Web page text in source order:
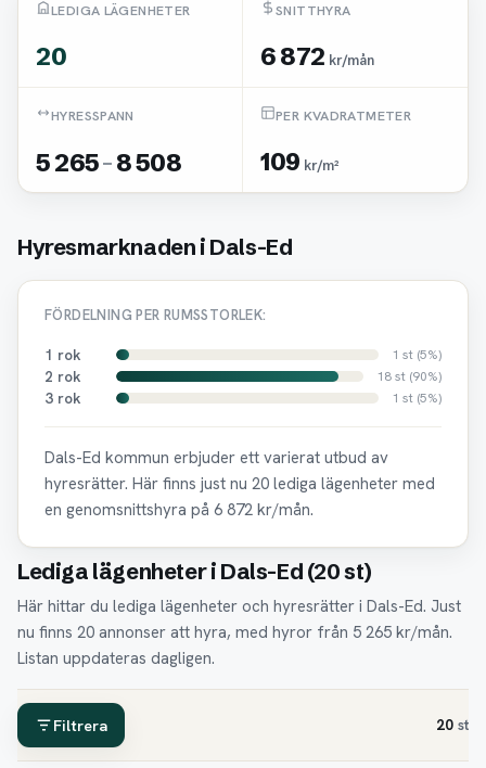
LEDIGA LÄGENHETER
20
SNITTHYRA
6 872 kr/mån
HYRESSPANN
5 265-8 508
PER KVADRATMETER
109 kr/m²
Hyresmarknaden i Dals-Ed
FÖRDELNING PER RUMSSTORLEK:
1 rok 1 st (5%)
2 rok 18 st (90%)
3 rok 1 st (5%)
Dals-Ed kommun erbjuder ett varierat utbud av
hyresrätter. Här finns just nu 20 lediga lägenheter med
en genomsnittshyra på 6 872 kr/mån.
Lediga lägenheter i Dals-Ed (20 st)
Här hittar du lediga lägenheter och hyresrätter i Dals-Ed. Just
nu finns 20 annonser att hyra, med hyror från 5 265 kr/mån.
Listan uppdateras dagligen.
Filtrera 20 st